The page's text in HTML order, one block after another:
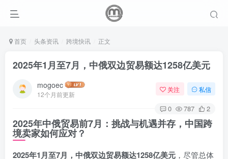
首页 头条资讯 跨境快讯 正文
2025年1月至7月，中俄双边贸易额达1258亿美元
mogoec
12个月前更新
关注 私信
0 787 2
2025年中俄贸易前7月：挑战与机遇并存，中国跨
境卖家如何应对？
2025年1月至7月，中俄双边贸易额达1258亿美元 ，尽管总体